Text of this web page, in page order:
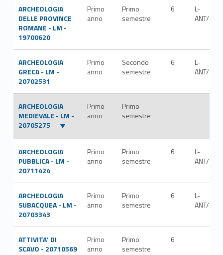
ARCHEOLOGIA
DELLE PROVINCE
ROMANE - LM -
19700620
Primo
anno
Primo
semestre
6
L-
ANT/07
ARCHEOLOGIA
GRECA - LM -
20702531
Primo
anno
Secondo
semestre
6
L-
ANT/07
ARCHEOLOGIA
MEDIEVALE - LM -
20705275
Primo
anno
Primo
semestre
ARCHEOLOGIA
PUBBLICA - LM -
20711424
Primo
anno
Primo
semestre
6
L-
ANT/10
ARCHEOLOGIA
SUBACQUEA - LM -
20703343
Primo
anno
Primo
semestre
6
L-
ANT/09
ATTIVITA' DI
SCAVO - 20710569
Primo
anno
Primo
semestre
6